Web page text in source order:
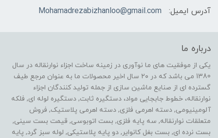
آدرس ایمیل:
Mohamadrezabizhanloo@gmail.com
درباره ما
یکی از موفقیت های ما نوآوری در زمینه ساخت اجزاء نوارنقاله در سال
1380 می باشد که در ۲۰ سال اخیر محصولات ما به عنوان مرجع طیف
گسترده ای از صنایع ماشین سازی از جمله تولید کنندگان اجزاء
نوارنقاله، خطوط جابجایی مواد، دستگیره ثابت, دستگیره لوله ای, فلکه
آلومینیومی, دسته اهرمی فلزی, دسته اهرمی پلاستیک, فروش
متعلقات نوارنقاله, سه پایه فلزی, بست اتوبوسی, قیمت بست سینی,
بست نرده ای, بست بغل کانوایر, دو پایه پلاستیکی, لوله سبز گرد, پایه